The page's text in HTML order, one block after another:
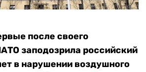
после своего
заподозрила российский
в нарушении воздушного